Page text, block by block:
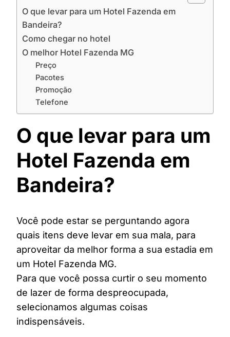
O que levar para um Hotel Fazenda em
Bandeira?
Como chegar no hotel
O melhor Hotel Fazenda MG
Preço
Pacotes
Promoção
Telefone
O que levar para um
Hotel Fazenda em
Bandeira?
Você pode estar se perguntando agora
quais itens deve levar em sua mala, para
aproveitar da melhor forma a sua estadia em
um Hotel Fazenda MG.
Para que você possa curtir o seu momento
de lazer de forma despreocupada,
selecionamos algumas coisas
indispensáveis.